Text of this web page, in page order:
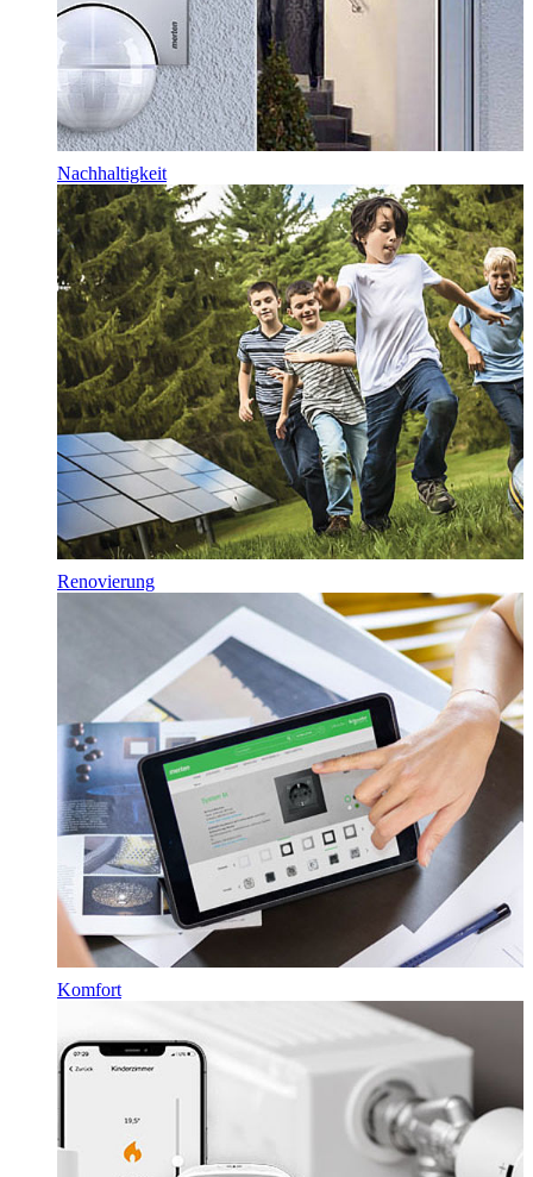
Nachhaltigkeit
Renovierung
Komfort